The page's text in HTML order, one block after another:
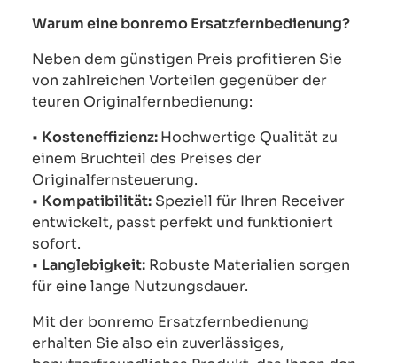
Warum eine bonremo Ersatzfernbedienung?
Neben dem günstigen Preis profitieren Sie
von zahlreichen Vorteilen gegenüber der
teuren Originalfernbedienung:
• Kosteneffizienz:Hochwertige Qualität zu
einem Bruchteil des Preises der
Originalfernsteuerung.
• Kompatibilität: Speziell für Ihren Receiver
entwickelt, passt perfekt und funktioniert
sofort.
• Langlebigkeit: Robuste Materialien sorgen
für eine lange Nutzungsdauer.
Mit der bonremo Ersatzfernbedienung
erhalten Sie also ein zuverlässiges,